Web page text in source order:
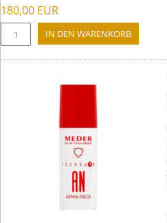
180,00 EUR